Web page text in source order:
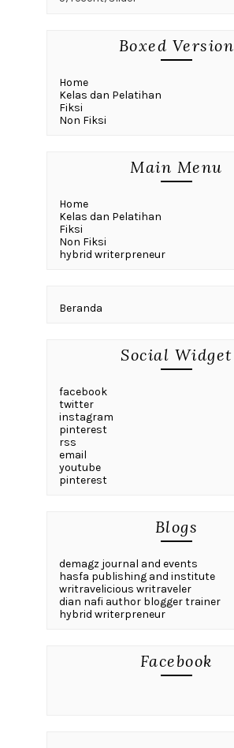
Boxed Version
Home
Kelas dan Pelatihan
Fiksi
Non Fiksi
Main Menu
Home
Kelas dan Pelatihan
Fiksi
Non Fiksi
hybrid writerpreneur
Beranda
Social Widget
facebook
twitter
instagram
pinterest
rss
email
youtube
pinterest
Blogs
demagz journal and events
hasfa publishing and institute
writravelicious writraveler
dian nafi author blogger trainer
hybrid writerpreneur
Facebook